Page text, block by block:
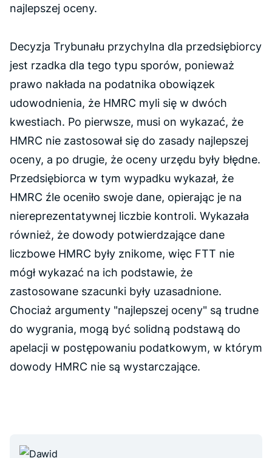
najlepszej oceny.
Decyzja Trybunału przychylna dla przedsiębiorcy
jest rzadka dla tego typu sporów, ponieważ
prawo nakłada na podatnika obowiązek
udowodnienia, że HMRC myli się w dwóch
kwestiach. Po pierwsze, musi on wykazać, że
HMRC nie zastosował się do zasady najlepszej
oceny, a po drugie, że oceny urzędu były błędne.
Przedsiębiorca w tym wypadku wykazał, że
HMRC źle oceniło swoje dane, opierając je na
niereprezentatywnej liczbie kontroli. Wykazała
również, że dowody potwierdzające dane
liczbowe HMRC były znikome, więc FTT nie
mógł wykazać na ich podstawie, że
zastosowane szacunki były uzasadnione.
Chociaż argumenty "najlepszej oceny" są trudne
do wygrania, mogą być solidną podstawą do
apelacji w postępowaniu podatkowym, w którym
dowody HMRC nie są wystarczające.